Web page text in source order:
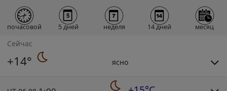
почасовой 5 дней неделя 14 дней месяц
Сейчас
+14° ясно